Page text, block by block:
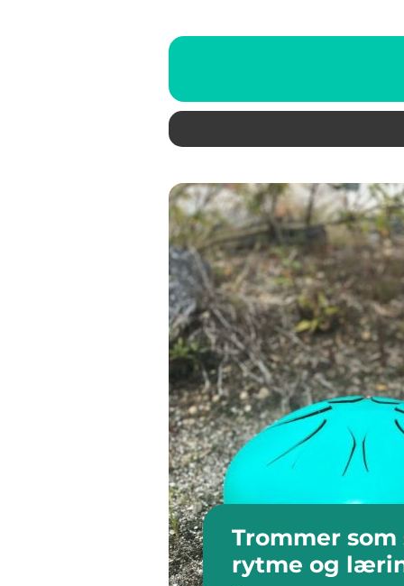
Trommer
rytme og